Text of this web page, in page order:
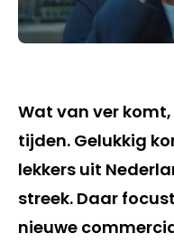
Wat van ver
tijden. Gelukkig
lekkers uit
streek. Daar
nieuwe